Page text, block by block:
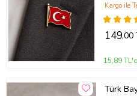
Kargo ile
149,00
15,89
Türk